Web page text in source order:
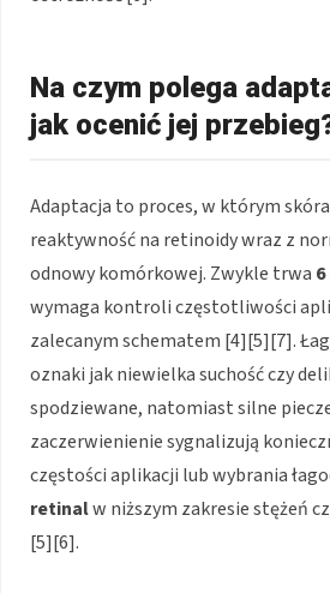
Na czym polega
jak ocenić jej
Adaptacja to proces, w którym
reaktywność na retinoidy wraz z
odnowy komórkowej. Zwykle trwa
wymaga kontroli częstotliwości
zalecanym schematem [4][5][7].
oznaki jak niewielka suchość czy
spodziewane, natomiast silne
zaczerwienienie sygnalizują
częstości aplikacji lub wybrania
retinalw niższym zakresie stężeń
[5][6].